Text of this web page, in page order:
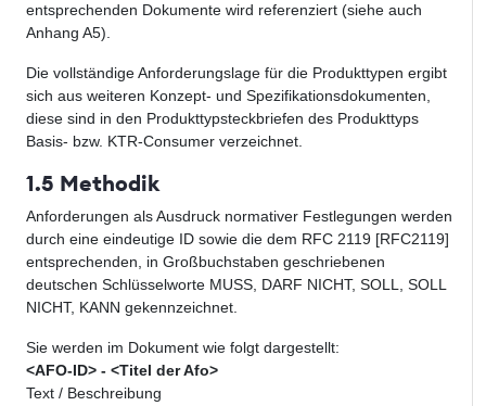
entsprechenden Dokumente wird referenziert (siehe auch
Anhang A5).
Die vollständige Anforderungslage für die Produkttypen ergibt
sich aus weiteren Konzept- und Spezifikationsdokumenten,
diese sind in den Produkttypsteckbriefen des Produkttyps
Basis- bzw. KTR-Consumer verzeichnet.
1.5 Methodik
Anforderungen als Ausdruck normativer Festlegungen werden
durch eine eindeutige ID sowie die dem RFC 2119 [RFC2119]
entsprechenden, in Großbuchstaben geschriebenen
deutschen Schlüsselworte MUSS, DARF NICHT, SOLL, SOLL
NICHT, KANN gekennzeichnet.
Sie werden im Dokument wie folgt dargestellt:
<AFO-ID> - <Titel der Afo>
Text / Beschreibung